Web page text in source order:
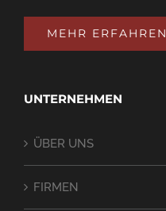
MEHR ERFAHREN
UNTERNEHMEN
ÜBER UNS
FIRMEN